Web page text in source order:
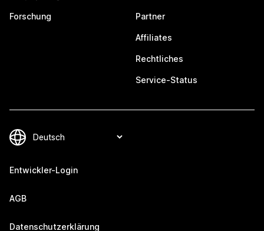
Forschung Partner
Affiliates
Rechtliches
Service-Status
Entwickler-Login
AGB
Datenschutzerklärung